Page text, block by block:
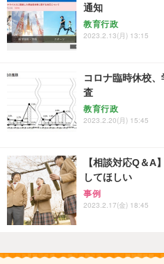
通知
教育行政
2023.2.13(月) 13:15
コロナ臨時休校
査
教育行政
2023.2.20(月) 15:45
【相談対応Q＆A
してほしい
事例
2023.2.17(金) 18:45